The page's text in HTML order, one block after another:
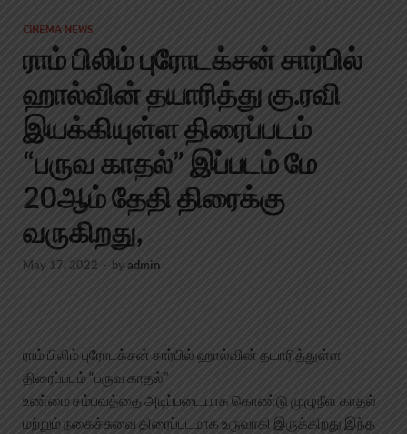
CINEMA NEWS
ராம் பிலிம் புரோடக்சன் சார்பில்
ஹால்வின் தயாரித்து கு.ரவி
இயக்கியுள்ள திரைப்படம்
“பருவ காதல்” இப்படம் மே
20ஆம் தேதி திரைக்கு
வருகிறது,
May 17, 2022 - by admin
ராம் பிலிம் புரோடக்சன் சார்பில் ஹால்வின் தயாரித்துள்ள
திரைப்படம் “பருவ காதல்”
உண்மை சம்பவத்தை அடிப்படையாக கொண்டு முழுநீள காதல்
மற்றும் நகைச்சுவை திரைப்படமாக உருவாகி இருக்கிறது இந்த